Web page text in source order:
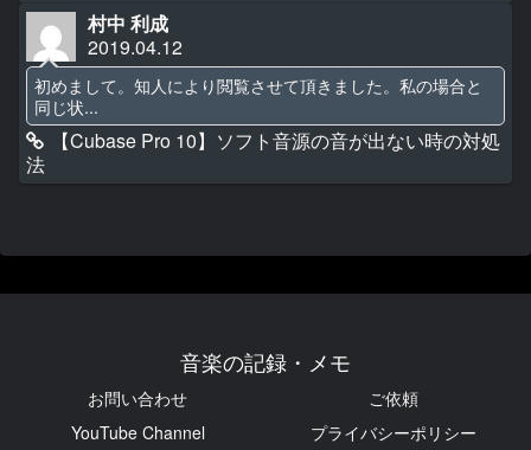
村中 利成
2019.04.12
初めまして。知人により閲覧させて頂きました。私の場合と
同じ状...
【Cubase Pro 10】ソフト音源の音が出ない時の対処
法
音楽の記録・メモ
お問い合わせ
ご依頼
YouTube Channel
プライバシーポリシー